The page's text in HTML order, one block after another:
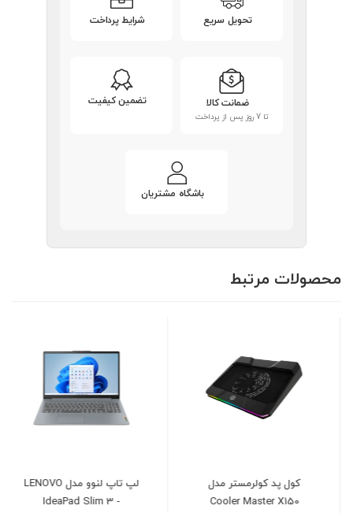
تحویل سریع شرایط پرداخت
ضمانت کالا
تا 7 روز پس از پرداخت
تضمین کیفیت
باشگاه مشتریان
محصولات مرتبط
کول پد کولرمستر مدل
Cooler Master X150
لپ تاپ لنوو مدل LENOVO
IdeaPad Slim 3 -